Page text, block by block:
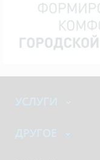
УСЛУГИ
ДРУГОЕ